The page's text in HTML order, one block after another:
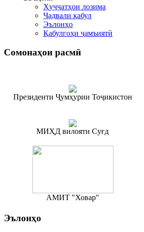
Ҳуҷҷатҳои лозима
Ҷадвали қабул
Эълонҳо
Қабулгоҳи ҷамъиятӣ
Сомонаҳои расмӣ
Президенти Ҷумҳурии Тоҷикистон
МИҲД вилояти Суғд
АМИТ "Ховар"
Эълонҳо